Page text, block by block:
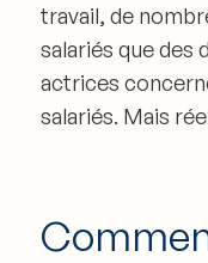
travail, de
salariés que des
actrices
salariés. Mais